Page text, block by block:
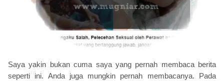
Saya yakin bukan cuma saya yang pernah membaca berita
seperti ini. Anda juga mungkin pernah membacanya. Pada